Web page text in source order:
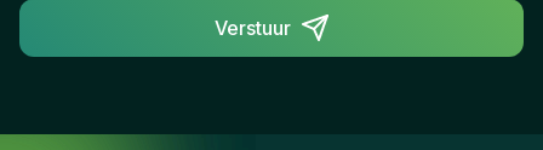
proposer des solutions créativesExcellentes
compétences en communication et en
Verstuur